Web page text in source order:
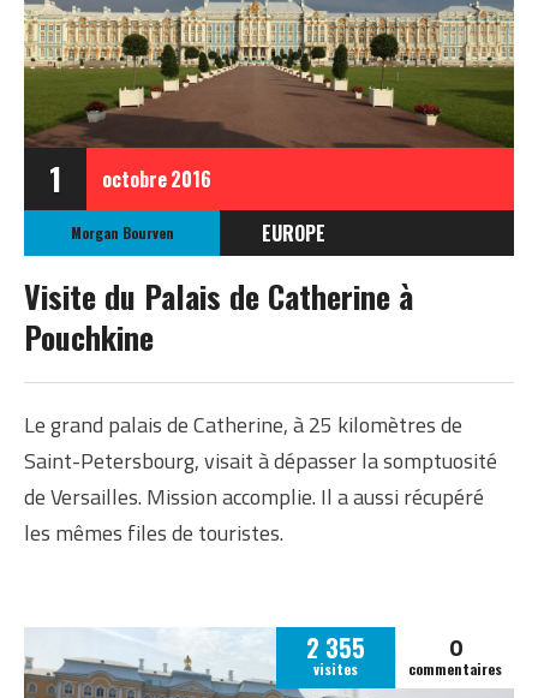
1 octobre2016
Morgan Bourven
EUROPE
RUSSIE
Visite du Palais de Catherine à
Pouchkine
Le grand palais de Catherine, à 25 kilomètres de
Saint-Petersbourg, visait à dépasser la somptuosité
de Versailles. Mission accomplie. Il a aussi récupéré
les mêmes files de touristes.
2 355
visites
0
commentaires